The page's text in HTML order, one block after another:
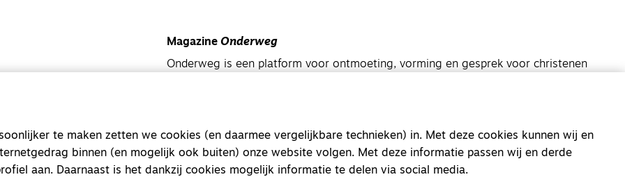
Magazine Onderweg
Onderweg is een platform voor ontmoeting, vorming en gesprek voor christenen
Kvk-nummer 33277063
NL46 INGB 0117 5827 86
te maken zetten we cookies (en daarmee vergelijkbare technieken) in. Met deze cookies kunnen wij en
binnen (en mogelijk ook buiten) onze website volgen. Met deze informatie passen wij en derde
aan. Daarnaast is het dankzij cookies mogelijk informatie te delen via social media.